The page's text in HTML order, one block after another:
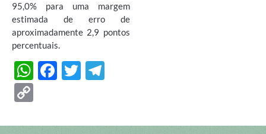
95,0% para uma margem
estimada de erro de
aproximadamente 2,9 pontos
percentuais.
W
s
F
b
T
er gr